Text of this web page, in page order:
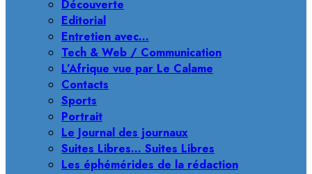
Découverte
Editorial
Entretien avec…
Tech & Web / Communication
L’Afrique vue par Le Calame
Contacts
Sports
Portrait
Le Journal des journaux
Suites Libres… Suites Libres
Les éphémérides de la rédaction